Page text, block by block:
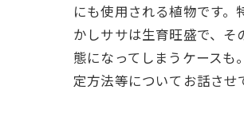
にも使用される植物です
かしササは生育旺盛で、
態になってしまうケース
定方法等についてお話させ